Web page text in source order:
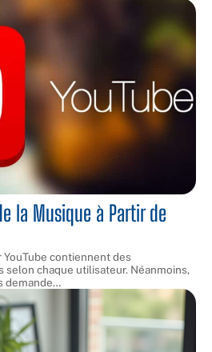
la Musique à Partir de
contiennent des
chaque utilisateur. Néanmoins,
demande…